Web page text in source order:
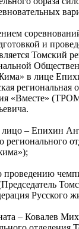
и
Томский
в лице
региональная
«Вместе»
лицо – Епихин
регионального
проведению
Русского
– Ковалев